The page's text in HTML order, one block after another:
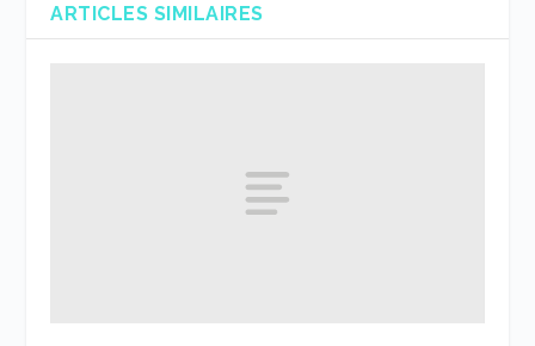
ARTICLES SIMILAIRES